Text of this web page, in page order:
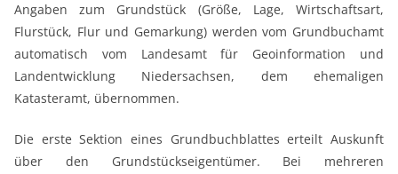
Angaben zum Grundstück (Größe, Lage, Wirtschaftsart,
Flurstück, Flur und Gemarkung) werden vom Grundbuchamt
automatisch vom Landesamt für Geoinformation und
Landentwicklung Niedersachsen, dem ehemaligen
Katasteramt, übernommen.
Die erste Sektion eines Grundbuchblattes erteilt Auskunft
über den Grundstückseigentümer. Bei mehreren